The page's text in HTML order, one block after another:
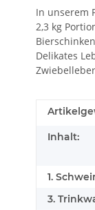
In unserem
2,3 kg
Delikates
Inhalt:
1.
3.